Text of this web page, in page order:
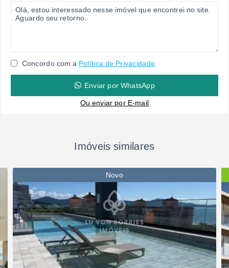
Concordo com a Política de Privacidade
Enviar por WhatsApp
Ou enviar por E-mail
Imóveis similares
Novo